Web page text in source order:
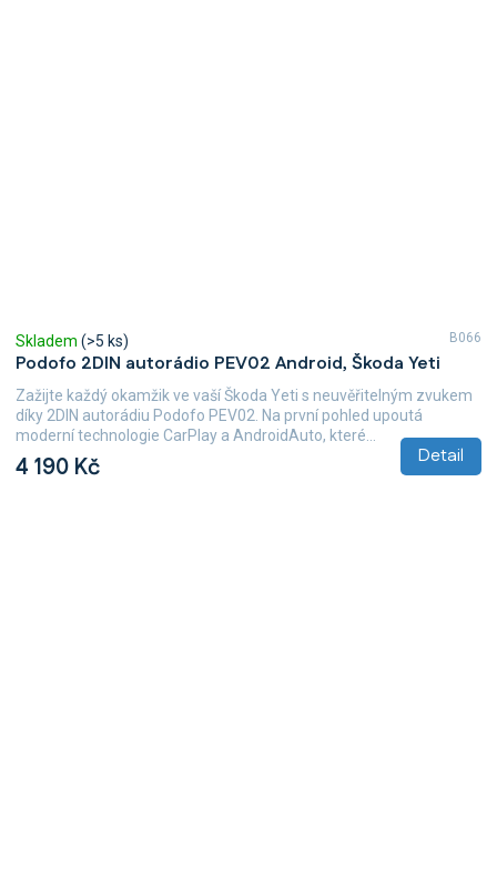
Podofo 2DIN autorádio PEV02 Android, Škoda Yeti
Skladem (>5 ks)
4 190 Kč Detail
Zažijte každý okamžik ve vaší Škoda Yeti s neuvěřitelným zvukem
díky 2DIN autorádiu Podofo PEV02. Na první pohled upoutá
moderní technologie CarPlay a AndroidAuto, které...
B066